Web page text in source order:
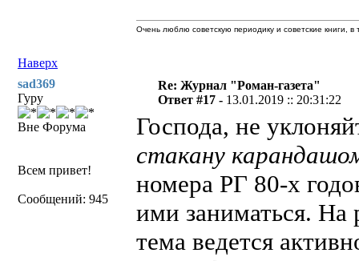
Наверх
Очень люблю советскую периодику и советские книги,
sad369
Гуру
Вне Форума
Всем привет!
Сообщений: 945
Re: Журнал "Роман-газета"
Ответ #17 - 13.01.2019 :: 20:31:22
Господа, не
стакану
номера РГ 80-х
ими заниматься. На
тема ведется